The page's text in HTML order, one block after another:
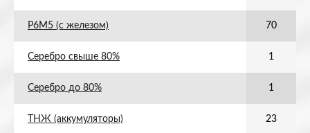
Р6М5 (с железом) 70
Серебро свыше 80% 1
Серебро до 80% 1
ТНЖ (аккумуляторы) 23